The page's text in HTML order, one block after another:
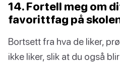
14. Fortell meg om
favorittfag på
Bortsett fra hva de liker,
ikke liker, slik at du også